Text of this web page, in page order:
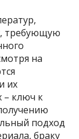
требующую
на
их
– ключ к
подход
браку